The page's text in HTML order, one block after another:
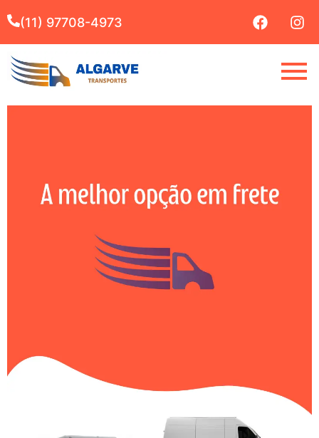
(11) 97708-4973